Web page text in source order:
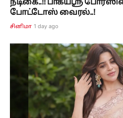
நடிகை..!! பாக்யஸ்ரீ
போட்டோஸ் வைரல்..!
சினிமா 1 day ago